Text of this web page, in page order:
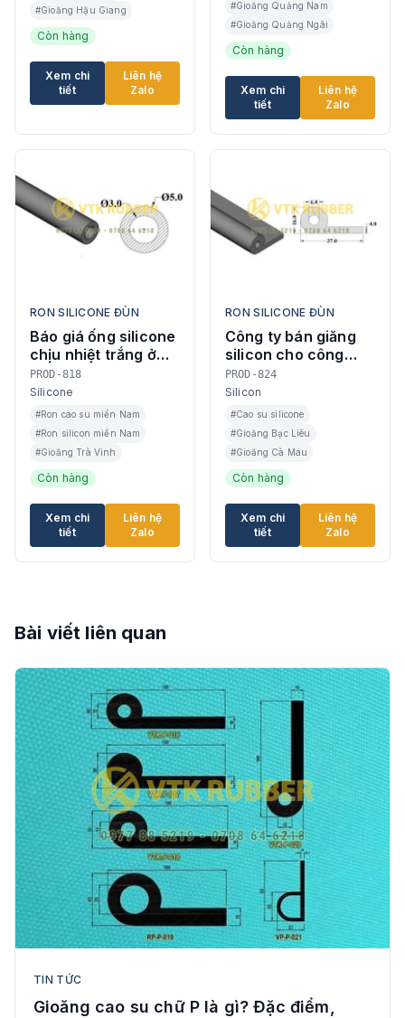
#Gioăng Hậu Giang
Còn hàng
Xem chi
tiết
Liên hệ
Zalo
#Gioăng Quảng Nam
#Gioăng Quảng Ngãi
Còn hàng
Xem chi
tiết
Liên hệ
Zalo
RON SILICONE ĐÙN
Báo giá ống silicone
chịu nhiệt trắng ở
Sóc Trăng
PROD-818
Silicone
#Ron cao su miền Nam
#Ron silicon miền Nam
#Gioăng Trà Vinh
Còn hàng
Xem chi
tiết
Liên hệ
Zalo
RON SILICONE ĐÙN
Công ty bán giăng
silicon cho công
trình ở Bạc Liêu
PROD-824
Silicon
#Cao su silicone
#Gioăng Bạc Liêu
#Gioăng Cà Mau
Còn hàng
Xem chi
tiết
Liên hệ
Zalo
Bài viết liên quan
TIN TỨC
Gioăng cao su chữ P là gì? Đặc điểm,